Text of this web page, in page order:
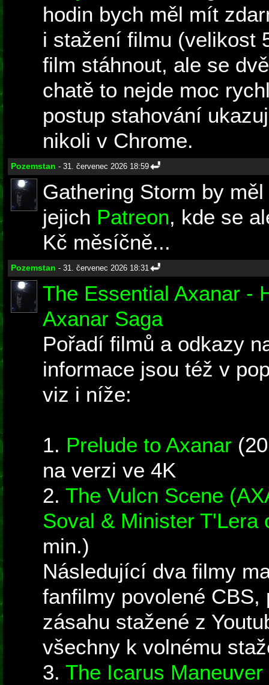
hodin bych měl mít
i stažení filmu (velikost
film stáhnout, ale se
chatě to nejde moc
postup stahování
nikoli v Chrome.
Pozemstan - 31. červenec 2026 18:59
Gathering Storm by
jejich Patreon, kde se
Kč měsíčně...
Pozemstan - 31. červenec 2026 18:31
The Essential Axanar -
Axanar Saga
Pořadí filmů a odkazy
informace jsou též v
viz i níže:
1. Prelude to Axanar
na verzi ve 4K
2. The Vulcn Scene
Soval & Minister T'Lera
min.)
Následující dva filmy
fanfilmy povolené
zásahu stažené z
všechny k volnému
3. The Icarus Maneuver